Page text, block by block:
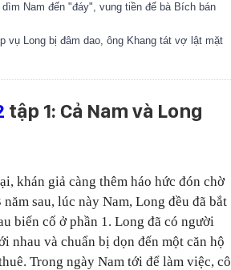
Nam đến "đáy", vung tiền để bà Bích bán
vụ Long bị đâm dao, ông Khang tát vợ lật mặt
tập 1: Cả Nam và Long
khán giả càng thêm háo hức đón chờ
sau, lúc này Nam, Long đều đã bắt
biến cố ở phần 1. Long đã có người
nhau và chuẩn bị dọn đến một căn hộ
Trong ngày Nam tới để làm việc, cô